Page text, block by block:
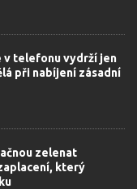
v telefonu vydrží jen
při nabíjení zásadní
zelenat
který